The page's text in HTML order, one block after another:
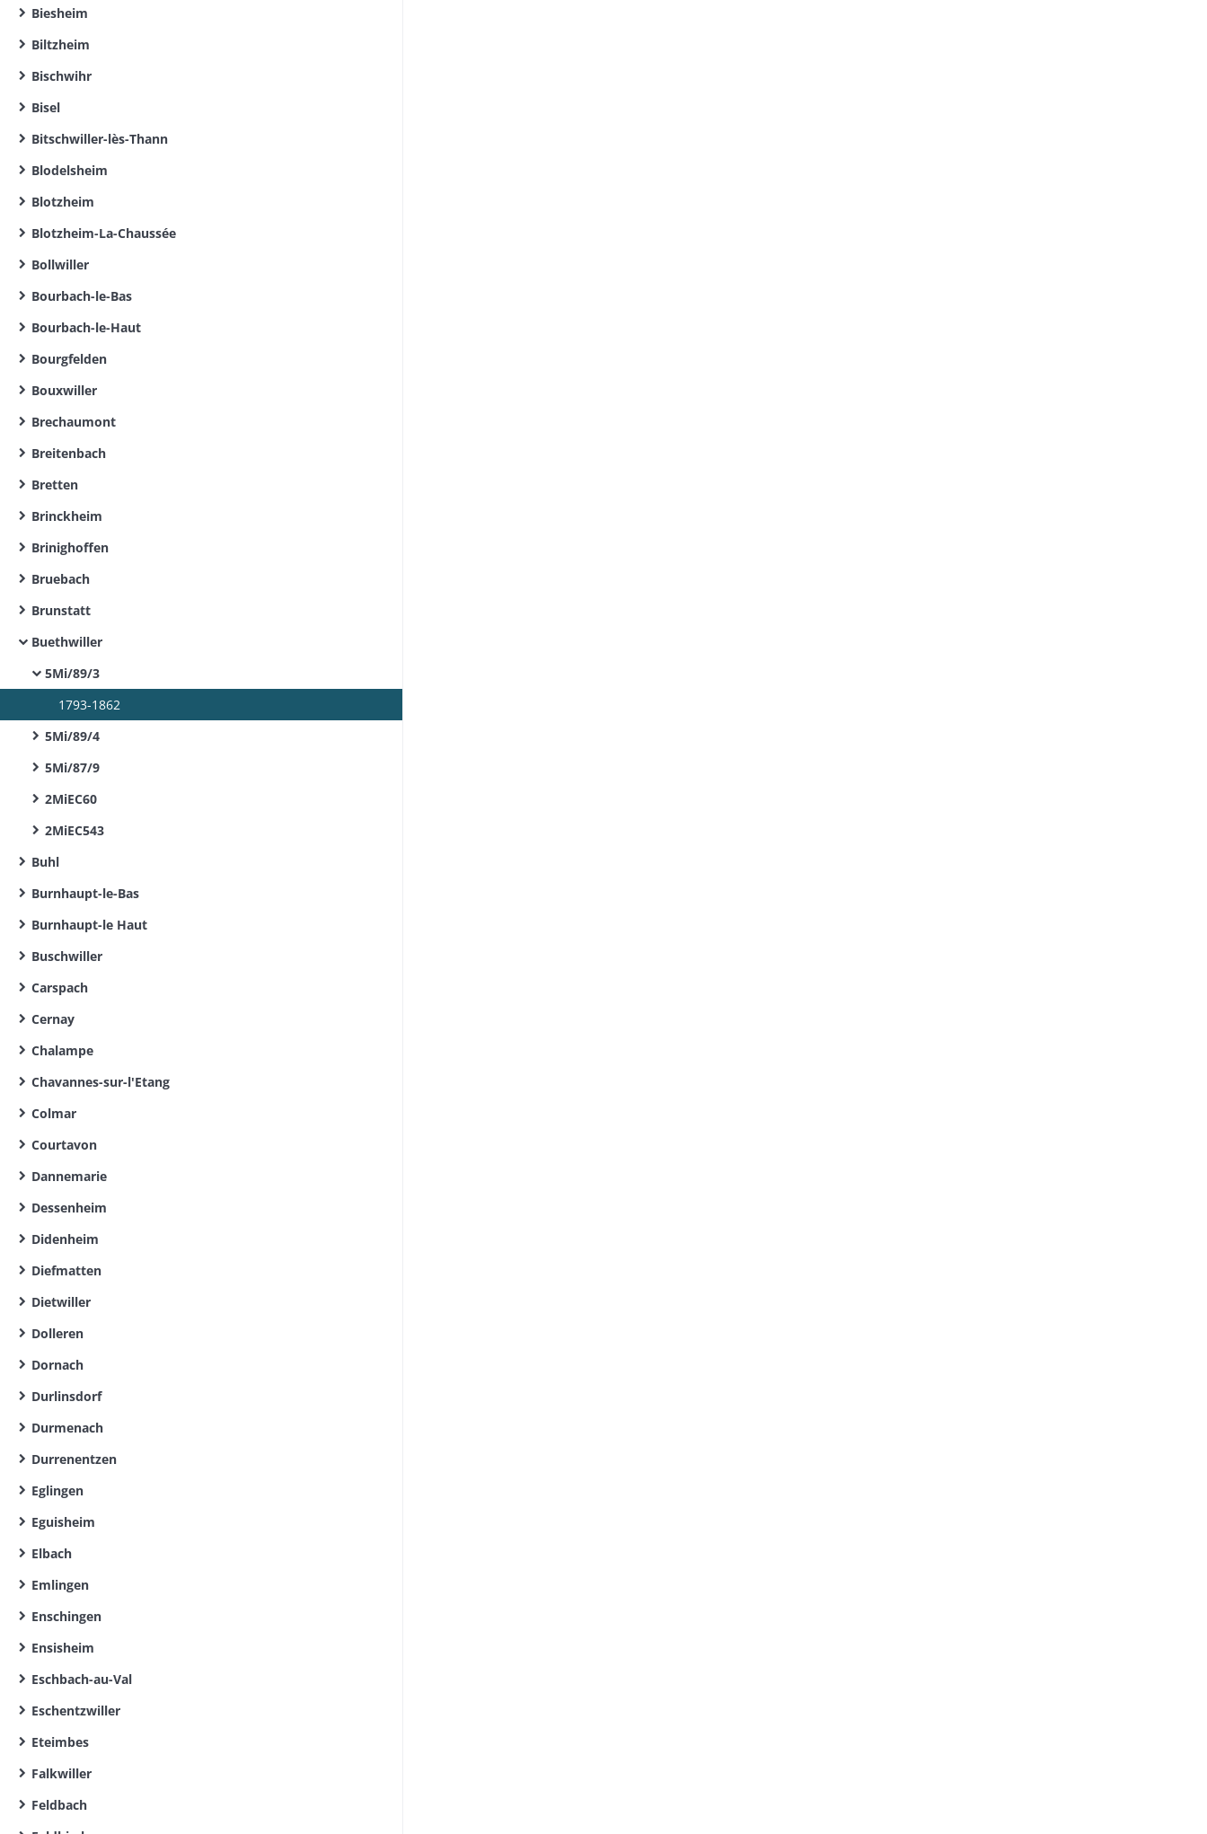
Biesheim
Biltzheim
Bischwihr
Bisel
Bitschwiller-lès-Thann
Blodelsheim
Blotzheim
Blotzheim-La-Chaussée
Bollwiller
Bourbach-le-Bas
Bourbach-le-Haut
Bourgfelden
Bouxwiller
Brechaumont
Breitenbach
Bretten
Brinckheim
Brinighoffen
Bruebach
Brunstatt
Buethwiller
5Mi/89/3
1793-1862
5Mi/89/4
5Mi/87/9
2MiEC60
2MiEC543
Buhl
Burnhaupt-le-Bas
Burnhaupt-le Haut
Buschwiller
Carspach
Cernay
Chalampe
Chavannes-sur-l'Etang
Colmar
Courtavon
Dannemarie
Dessenheim
Didenheim
Diefmatten
Dietwiller
Dolleren
Dornach
Durlinsdorf
Durmenach
Durrenentzen
Eglingen
Eguisheim
Elbach
Emlingen
Enschingen
Ensisheim
Eschbach-au-Val
Eschentzwiller
Eteimbes
Falkwiller
Feldbach